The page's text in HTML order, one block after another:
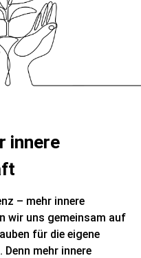
innere
– mehr innere
wir uns gemeinsam auf
für die eigene
mehr innere